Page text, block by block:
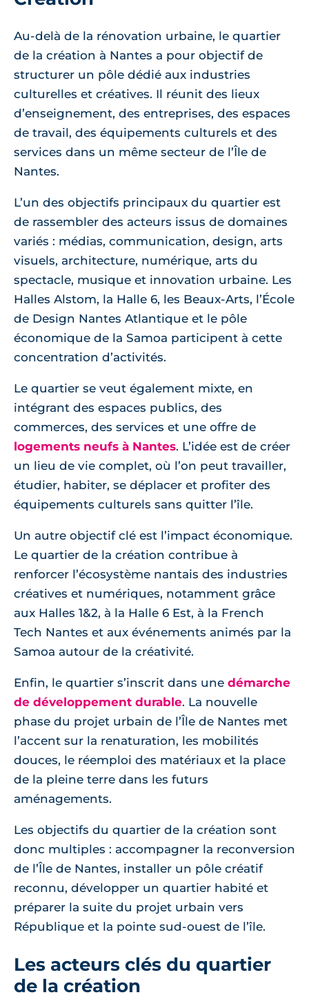
Au-delà de la rénovation urbaine, le quartier
de la création à Nantes a pour objectif de
structurer un pôle dédié aux industries
culturelles et créatives. Il réunit des lieux
d’enseignement, des entreprises, des espaces
de travail, des équipements culturels et des
services dans un même secteur de l’Île de
Nantes.
L’un des objectifs principaux du quartier est
de rassembler des acteurs issus de domaines
variés : médias, communication, design, arts
visuels, architecture, numérique, arts du
spectacle, musique et innovation urbaine. Les
Halles Alstom, la Halle 6, les Beaux-Arts, l’École
de Design Nantes Atlantique et le pôle
économique de la Samoa participent à cette
concentration d’activités.
Le quartier se veut également mixte, en
intégrant des espaces publics, des
commerces, des services et une offre de
logements neufs à Nantes. L’idée est de créer
un lieu de vie complet, où l’on peut travailler,
étudier, habiter, se déplacer et profiter des
équipements culturels sans quitter l’île.
Un autre objectif clé est l’impact économique.
Le quartier de la création contribue à
renforcer l’écosystème nantais des industries
créatives et numériques, notamment grâce
aux Halles 1&2, à la Halle 6 Est, à la French
Tech Nantes et aux événements animés par la
Samoa autour de la créativité.
Enfin, le quartier s’inscrit dans une démarche
de développement durable. La nouvelle
phase du projet urbain de l’Île de Nantes met
l’accent sur la renaturation, les mobilités
douces, le réemploi des matériaux et la place
de la pleine terre dans les futurs
aménagements.
Les objectifs du quartier de la création sont
donc multiples : accompagner la reconversion
de l’Île de Nantes, installer un pôle créatif
reconnu, développer un quartier habité et
préparer la suite du projet urbain vers
République et la pointe sud-ouest de l’île.
Les acteurs clés du quartier
de la création